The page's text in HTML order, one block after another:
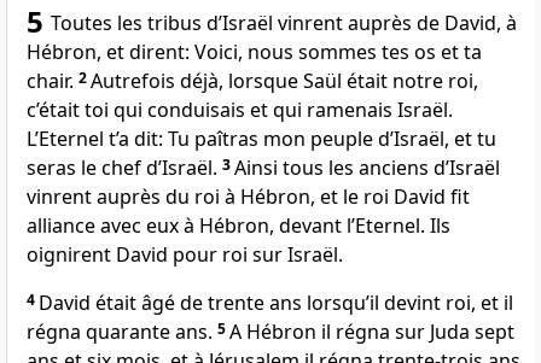
5 Toutes les tribus d’Israël vinrent auprès de David, à
Hébron, et dirent: Voici, nous sommes tes os et ta
chair. 2Autrefois déjà, lorsque Saül était notre roi,
c’était toi qui conduisais et qui ramenais Israël.
L’Eternel t’a dit: Tu paîtras mon peuple d’Israël, et tu
seras le chef d’Israël. 3Ainsi tous les anciens d’Israël
vinrent auprès du roi à Hébron, et le roi David fit
alliance avec eux à Hébron, devant l’Eternel. Ils
oignirent David pour roi sur Israël.
4 David était âgé de trente ans lorsqu’il devint roi, et il
régna quarante ans. 5A Hébron il régna sur Juda sept